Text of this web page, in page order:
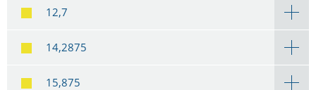
12,7
14,2875
15,875